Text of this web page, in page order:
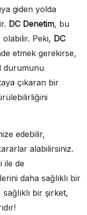
giden yolda
DC Denetim, bu
olabilir. Peki, DC
etmek gerekirse,
durumunu
çıkaran bir
edebilir,
alabilirsiniz.
ile de
daha sağlıklı bir
bir şirket,